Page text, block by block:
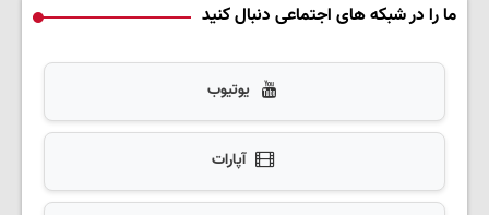
ما را در شبکه های اجتماعی دنبال کنید
یوتیوب
آپارات